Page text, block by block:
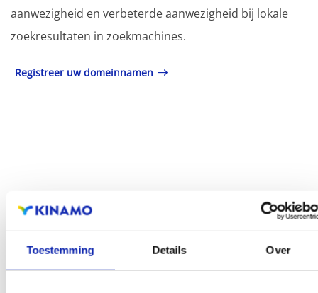
Toestemming Details Over
aanwezigheid en verbeterde aanwezigheid bij lokale
zoekresultaten in zoekmachines.
Registreer uw domeinnamen